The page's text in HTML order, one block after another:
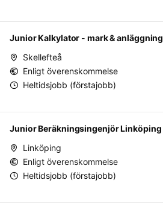
Junior Kalkylator - mark & anläggning
Skellefteå
Enligt överenskommelse
Heltidsjobb (förstajobb)
Junior Beräkningsingenjör Linköping
Linköping
Enligt överenskommelse
Heltidsjobb (förstajobb)